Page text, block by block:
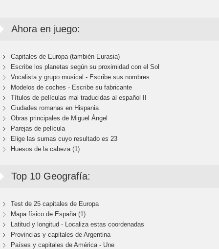
Ahora en juego:
Capitales de Europa (también Eurasia)
Escribe los planetas según su proximidad con el Sol
Vocalista y grupo musical - Escribe sus nombres
Modelos de coches - Escribe su fabricante
Títulos de películas mal traducidas al español II
Ciudades romanas en Hispania
Obras principales de Miguel Ángel
Parejas de película
Elige las sumas cuyo resultado es 23
Huesos de la cabeza (1)
Top 10 Geografía:
Test de 25 capitales de Europa
Mapa físico de España (1)
Latitud y longitud - Localiza estas coordenadas
Provincias y capitales de Argentina
Países y capitales de América - Une